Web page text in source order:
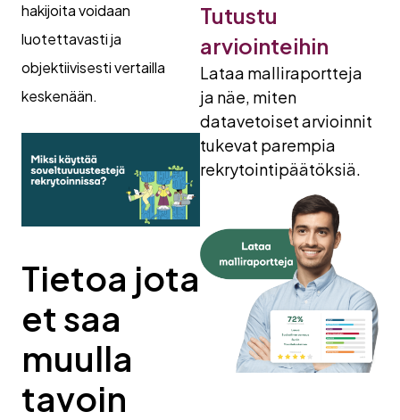
hakijoita voidaan
luotettavasti ja
objektiivisesti vertailla
keskenään.
Tietoa jota
et saa
muulla
tavoin
Tutustu
arviointeihin
Lataa malliraportteja
ja näe, miten
datavetoiset arvioinnit
tukevat parempia
rekrytointipäätöksiä.